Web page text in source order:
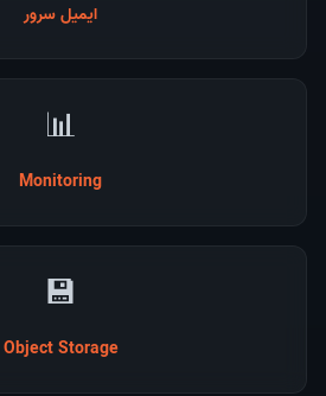
ایمیل سرور
📊
Monitoring
💾
Object Storage